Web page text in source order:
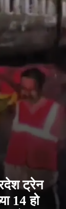
ट्रेन
14 हो